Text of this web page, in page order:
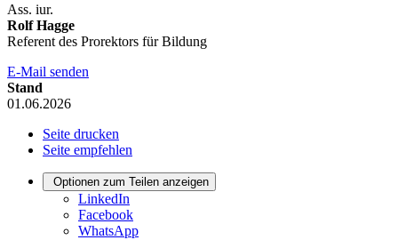
Ass. iur.
Rolf Hagge
Referent des Prorektors für Bildung
E-Mail senden
Stand
01.06.2026
Seite drucken
Seite empfehlen
Optionen zum Teilen anzeigen
LinkedIn
Facebook
WhatsApp